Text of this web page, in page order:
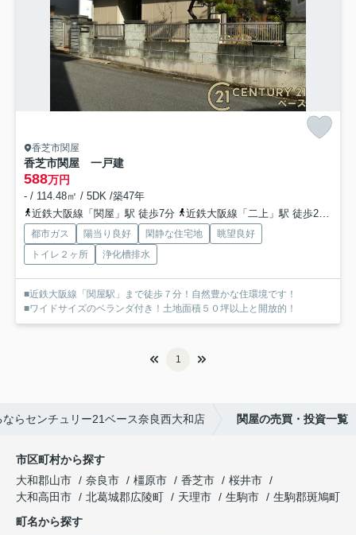
香芝市関屋
香芝市関屋 一戸建
588万円
- / 114.48㎡ / 5DK /築47年
近鉄大阪線「関屋」駅 徒歩7分
近鉄大阪線「二上」駅 徒歩28分
都市ガス 陽当り良好 閑静な住宅地
眺望良好
トイレ２ヶ所
浄化槽排水
■近鉄大阪線「関屋駅」まで徒歩７分！自然豊かな住環境です！
■ワイドサイズのベランダ付き！土地面積５０坪以上と開放的！
1
らセンチュリー21ベース奈良西大和店 関屋の売買・投資一覧
市区町村から探す
大和郡山市
奈良市 橿原市 香芝市
桜井市
大和高田市
北葛城郡広陵町 天理市 生駒市
生駒郡斑鳩町
町名から探す